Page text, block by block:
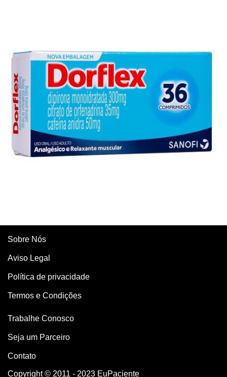
Sobre Nós
Aviso Legal
Política de privacidade
Termos e Condições
Trabalhe Conosco
Seja um Parceiro
Contato
Copyright © 2011 - 2023 EuPaciente